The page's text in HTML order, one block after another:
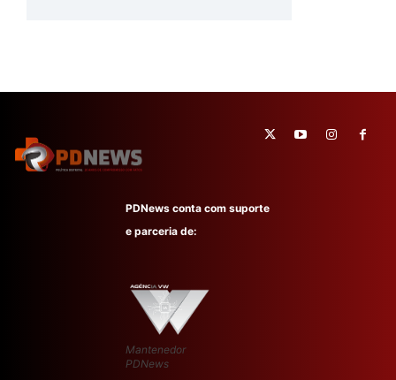
PDNews conta com suporte
e parceria de:
Mantenedor
PDNews